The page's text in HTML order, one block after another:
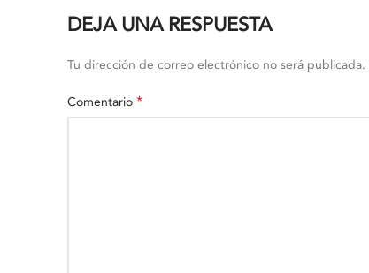
DEJA UNA RESPUESTA
Tu dirección de correo electrónico no será publicada.
Comentario *